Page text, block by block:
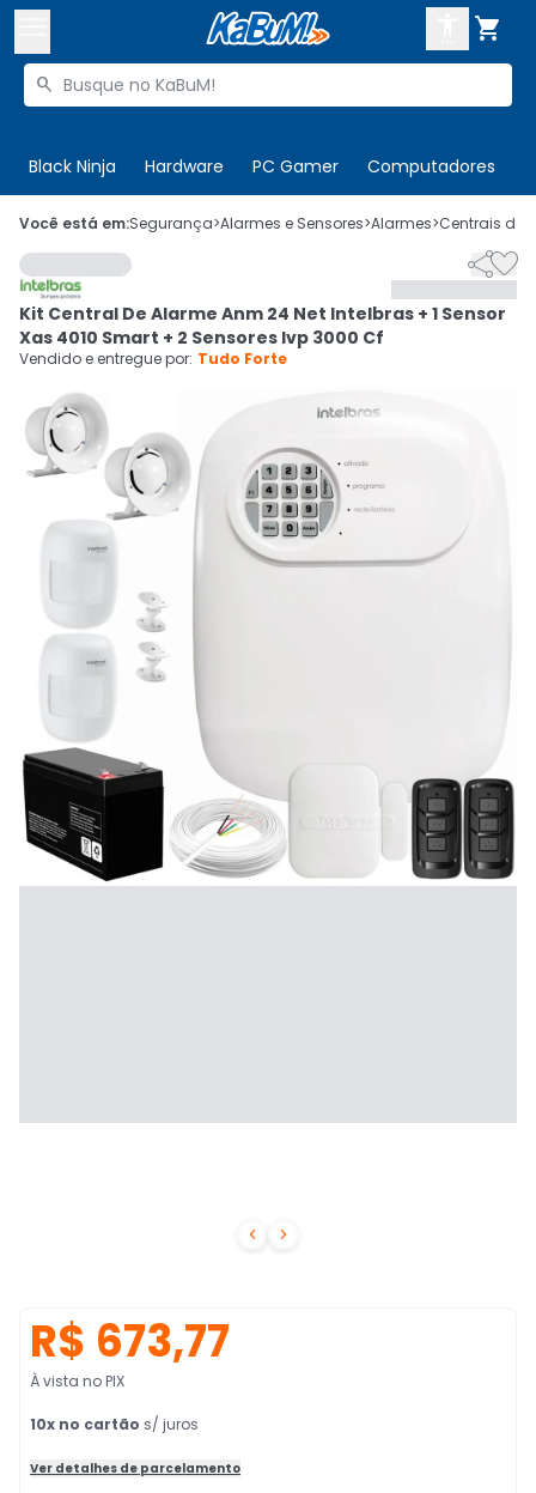

Buscar produtos

Black Ninja Hardware PC Gamer Computadores
 Olá. Acesse sua conta
 Departamentos
Cupons
Ativar tradutor em libras
CADASTRE-SE
Você está em:Segurança>Alarmes e Sensores>Alarmes>Centrais de
 

Kit Central De Alarme Anm 24 Net Intelbras + 1 Sensor
Xas 4010 Smart + 2 Sensores Ivp 3000 Cf
Vendido e entregue por: Tudo Forte
R$ 673,77
À vista no PIX
10x no cartão s/ juros
Ver detalhes de parcelamento